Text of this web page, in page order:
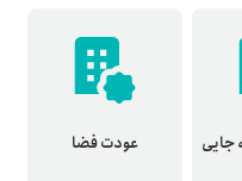
جایی
عودت فضا